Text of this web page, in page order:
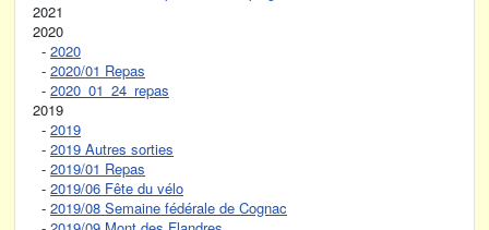
2021
2020
- 2020
- 2020/01 Repas
- 2020_01_24_repas
2019
- 2019
- 2019 Autres sorties
- 2019/01 Repas
- 2019/06 Fête du vélo
- 2019/08 Semaine fédérale de Cognac